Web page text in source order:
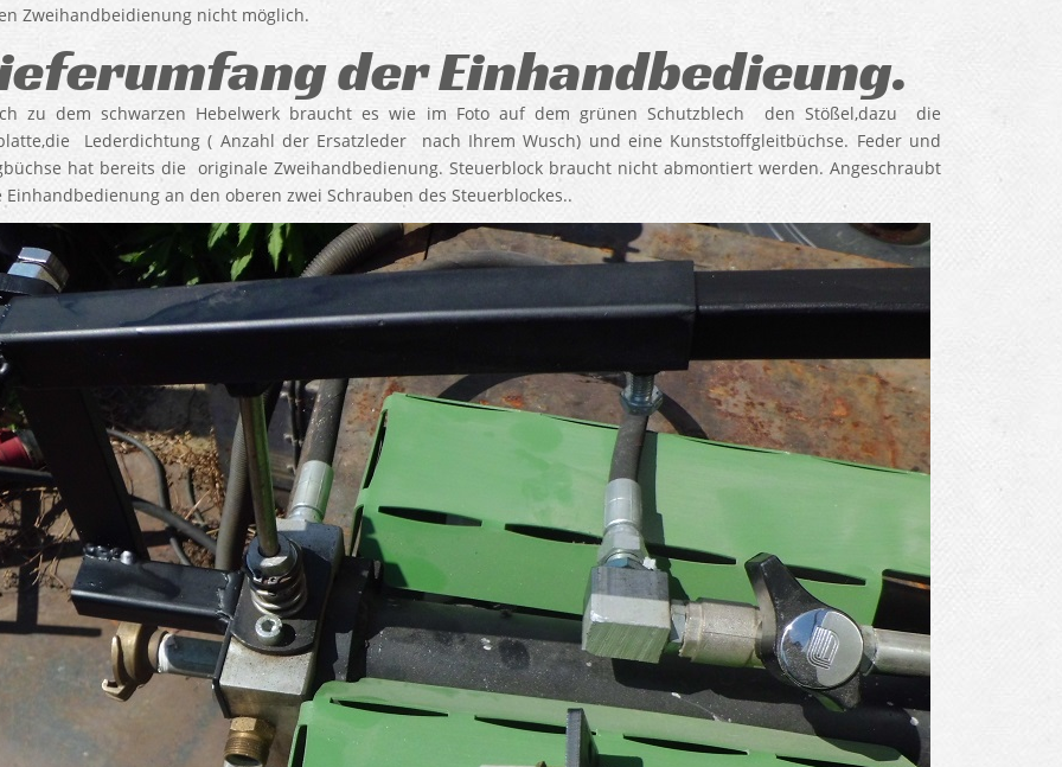
Zweihandbeidienung nicht möglich.
der Einhandbedieung.
zu dem schwarzen Hebelwerk braucht es wie im Foto auf dem grünen Schutzblech den Stößel,dazu die
Lederdichtung ( Anzahl der Ersatzleder nach Ihrem Wusch) und eine Kunststoffgleitbüchse. Feder und
hat bereits die originale Zweihandbedienung. Steuerblock braucht nicht abmontiert werden. Angeschraubt
an den oberen zwei Schrauben des Steuerblockes..